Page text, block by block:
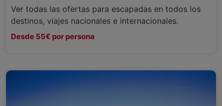
Ver todas las ofertas para escapadas en todos los
destinos, viajes nacionales e internacionales.
Desde 55€ por persona